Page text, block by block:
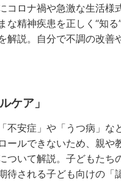
ロナ禍や急激な生活様
精神疾患を正しく“知
説。自分で不調の改善
ケア」
不安症」や「うつ病」
ルできないため、親や
いて解説。子どもたち
される子ども向けの「